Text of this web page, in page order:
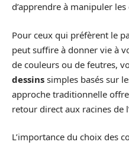
d’apprendre à manipuler
Pour ceux qui préfèrent le
peut suffire à donner vie à
de couleurs ou de feutres,
dessins simples basés sur
approche traditionnelle
retour direct aux racines de
L’importance du choix des